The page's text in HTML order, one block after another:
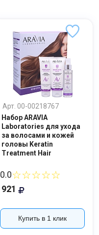
Арт. 00-00218767
Набор ARAVIA
Laboratories для ухода
за волосами и кожей
головы Keratin
Treatment Hair
0.0☆☆☆☆☆
921
Купить в 1 клик